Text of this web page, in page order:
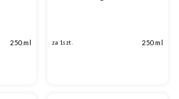
250 ml za 1szt. 250 ml